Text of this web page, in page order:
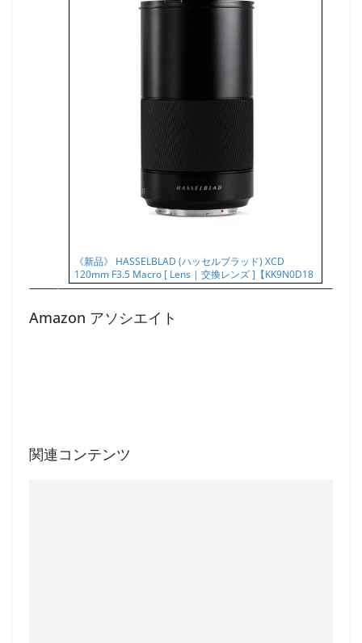
《新品》 HASSELBLAD (ハッセルブラッド) XCD
120mm F3.5 Macro [ Lens | 交換レンズ ]【KK9N0D18
Amazon アソシエイト
関連コンテンツ